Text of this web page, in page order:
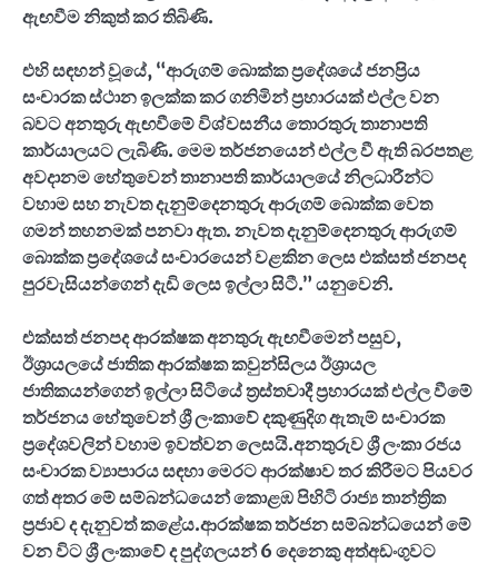
ඇඟවීම නිකුත් කර තිබිණි.
එහි සඳහන් වූයේ, “ආරුගම් බොක්ක ප්‍රදේශයේ ජනප්‍රිය
සංචාරක ස්ථාන ඉලක්ක කර ගනිමින් ප්‍රහාරයක් එල්ල වන
බවට අනතුරු ඇඟවීමේ විශ්වසනීය තොරතුරු තානාපති
කාර්යාලයට ලැබිණි. මෙම තර්ජනයෙන් එල්ල වී ඇති බරපතළ
අවදානම හේතුවෙන් තානාපති කාර්යාලයේ නිලධාරීන්ට
වහාම සහ නැවත දැනුම්දෙනතුරු ආරුගම් බොක්ක වෙත
ගමන් තහනමක් පනවා ඇත. නැවත දැනුම්දෙනතුරු ආරුගම්
බොක්ක ප්‍රදේශයේ සංචාරයෙන් වළකින ලෙස එක්සත් ජනපද
පුරවැසියන්ගෙන් දැඩි ලෙස ඉල්ලා සිටී.” යනුවෙනි.
එක්සත් ජනපද ආරක්ෂක අනතුරු ඇඟවීමෙන් පසුව,
ඊශ්‍රායලයේ ජාතික ආරක්ෂක කවුන්සිලය ඊශ්‍රායල
ජාතිකයන්ගෙන් ඉල්ලා සිටියේ ත්‍රස්තවාදී ප්‍රහාරයක් එල්ල වීමේ
තර්ජනය හේතුවෙන් ශ්‍රී ලංකාවේ දකුණුදිග ඇතැම් සංචාරක
ප්‍රදේශවලින් වහාම ඉවත්වන ලෙසයි.අනතුරුව ශ්‍රී ලංකා රජය
සංචාරක ව්‍යාපාරය සඳහා මෙරට ආරක්ෂාව තර කිරීමට පියවර
ගත් අතර මේ සම්බන්ධයෙන් කොළඹ පිහිටි රාජ්‍ය තාන්ත්‍රික
ප්‍රජාව ද දැනුවත් කළේය.ආරක්ෂක තර්ජන සම්බන්ධයෙන් මේ
වන විට ශ්‍රී ලංකාවේ ද පුද්ගලයන් 6 දෙනෙකු අත්අඩංගුවට